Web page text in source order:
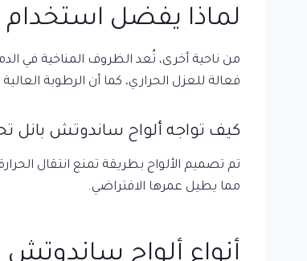
لماذا يفضل
من ناحية أخرى، تُعد الظروف المناخية في
فعالة للعزل الحراري، كما أن الرطوبة
كيف تواجه ألواح ساندوتش بانل
تم تصميم الألواح بطريقة تمنع انتقال
مما يطيل عمرها الافتراضي.
أنواع ألواح